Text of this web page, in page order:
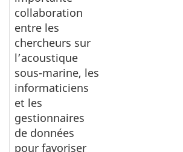
collaboration
entre les
chercheurs sur
l’acoustique
sous-marine, les
informaticiens
et les
gestionnaires
de données
pour favoriser